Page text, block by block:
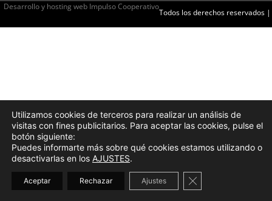
Todos los derechos reservados |
Desarrollo y hosting web Impulso Cooperativo
Utilizamos cookies de terceros para realizar un análisis de
visitas con fines publicitarios. Para aceptar las cookies, pulse el
botón siguiente:
Puedes informarte más sobre qué cookies estamos utilizando o
desactivarlas en los AJUSTES.
Aceptar Rechazar Ajustes Cerrar el banner de